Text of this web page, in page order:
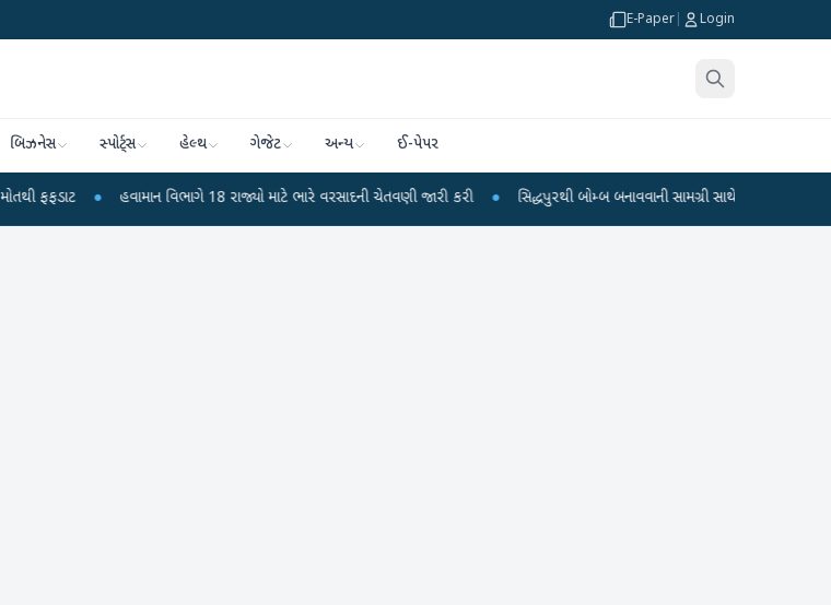
E-Paper Login
બિઝનેસ સ્પોર્ટ્સ હેલ્થ ગેજેટ અન્ય ઈ-પેપર
● હવામાન વિભાગે 18 રાજ્યો માટે ભારે વરસાદની ચેતવણી જારી કરી ● સિદ્ધપુરથી બોમ્બ બનાવવાની સામગ્રી સાથે જૈશના 5 શંકાસ્પદ આતંકી